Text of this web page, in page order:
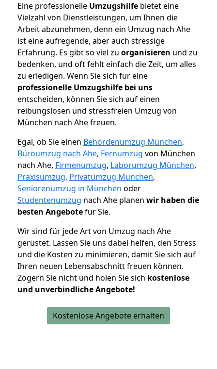
Eine professionelle Umzugshilfe bietet eine
Vielzahl von Dienstleistungen, um Ihnen die
Arbeit abzunehmen, denn ein Umzug nach Ahe
ist eine aufregende, aber auch stressige
Erfahrung. Es gibt so viel zu organisieren und zu
bedenken, und oft fehlt einfach die Zeit, um alles
zu erledigen. Wenn Sie sich für eine
professionelle Umzugshilfe bei uns
entscheiden, können Sie sich auf einen
reibungslosen und stressfreien Umzug von
München nach Ahe freuen.
Egal, ob Sie einen Behördenumzug München,
Büroumzug nach Ahe, Fernumzug von München
nach Ahe, Firmenumzug, Laborumzug München,
Praxisumzug, Privatumzug München,
Seniorenumzug in München oder
Studentenumzug nach Ahe planen wir haben die
besten Angebotefür Sie.
Wir sind für jede Art von Umzug nach Ahe
gerüstet. Lassen Sie uns dabei helfen, den Stress
und die Kosten zu minimieren, damit Sie sich auf
Ihren neuen Lebensabschnitt freuen können.
Zögern Sie nicht und holen Sie sich kostenlose
und unverbindliche Angebote!
Kostenlose Angebote erhalten